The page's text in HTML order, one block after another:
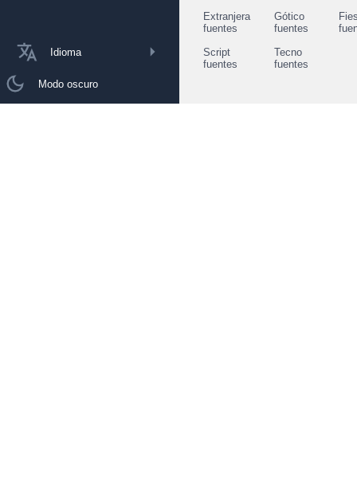
Idioma
Modo oscuro
Extranjera
fuentes
Gótico
fuentes
Script
fuentes
Tecno
fuentes